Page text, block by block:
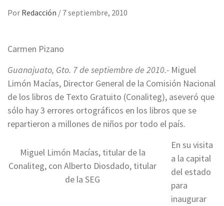
Por Redacción / 7 septiembre, 2010
Carmen Pizano
Guanajuato, Gto. 7 de septiembre de 2010.- Miguel
Limón Macías, Director General de la Comisión Nacional
de los libros de Texto Gratuito (Conaliteg), aseveró que
sólo hay 3 errores ortográficos en los libros que se
repartieron a millones de niños por todo el país.
Miguel Limón Macías, titular de la
Conaliteg, con Alberto Diosdado, titular
de la SEG
En su visita
a la capital
del estado
para
inaugurar